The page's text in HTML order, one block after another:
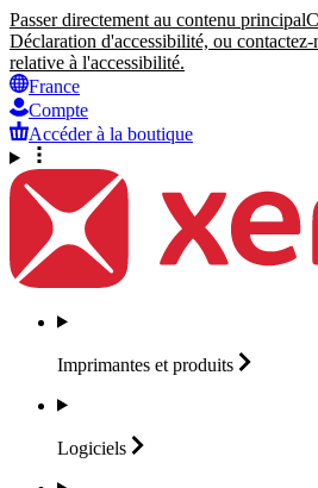
Passer directement au contenu principal
Déclaration d'accessibilité, ou
relative à l'accessibilité.
France
Compte
Accéder à la boutique
Imprimantes et produits
Logiciels